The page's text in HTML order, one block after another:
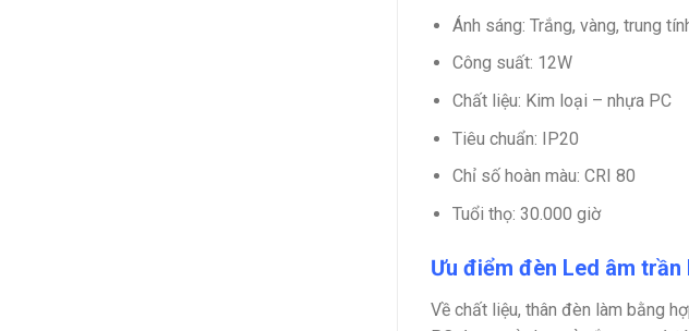
Ánh sáng: Trắng, vàng, trung
Công suất: 12W
Chất liệu: Kim loại – nhựa PC
Tiêu chuẩn: IP20
Chỉ số hoàn màu: CRI 80
Tuổi thọ: 30.000 giờ
Ưu điểm đèn Led âm trần
Về chất liệu, thân đèn làm bằng